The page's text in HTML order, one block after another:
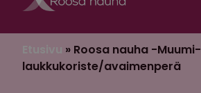
» Roosa nauha -Muumi-
laukkukoriste/avaimenperä